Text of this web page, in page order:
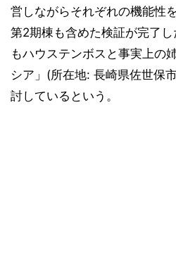
営しながらそれぞれの機能性
第2期棟も含めた検証が完了
もハウステンボスと事実上の
シア」(所在地: 長崎県佐世保
討しているという。